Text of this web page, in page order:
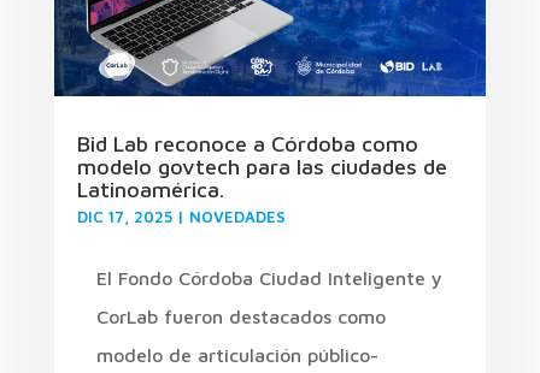
Bid Lab reconoce a Córdoba como
modelo govtech para las ciudades de
Latinoamérica.
DIC 17, 2025| NOVEDADES
El Fondo Córdoba Ciudad Inteligente y
CorLab fueron destacados como
modelo de articulación público-